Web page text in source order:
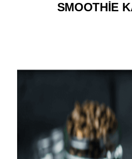
SMOOTHİE